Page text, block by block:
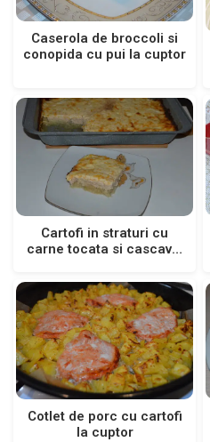
Caserola de broccoli si
conopida cu pui la cuptor
Cartofi in straturi cu
carne tocata si cascaval
Cotlet de porc cu cartofi
la cuptor